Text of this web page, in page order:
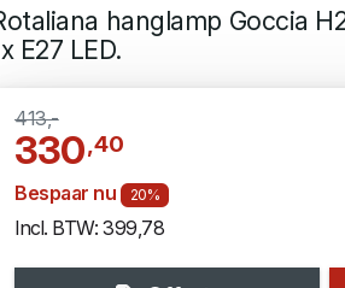
hanglamp Goccia
E27 LED.
413,-
330,40
Bespaar nu 20%
Incl. BTW: 399,78